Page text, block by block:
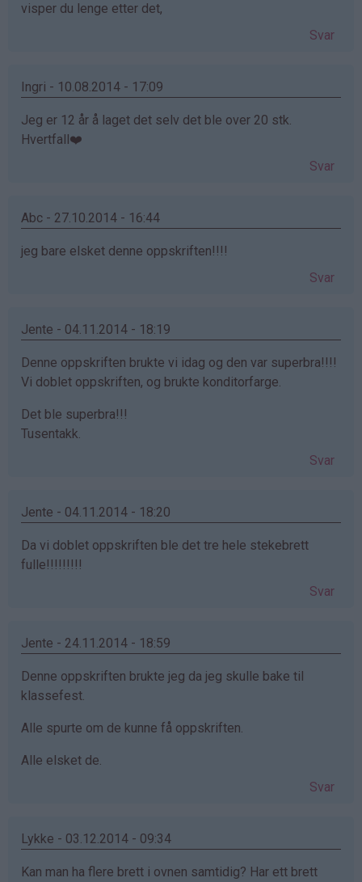
visper du lenge etter det,
Svar
Ingri - 10.08.2014 - 17:09
Jeg er 12 år å laget det selv det ble over 20 stk.
Hvertfall❤️
Svar
Abc - 27.10.2014 - 16:44
jeg bare elsket denne oppskriften!!!!
Svar
Jente - 04.11.2014 - 18:19
Denne oppskriften brukte vi idag og den var superbra!!!!
Vi doblet oppskriften, og brukte konditorfarge.
Det ble superbra!!!
Tusentakk.
Svar
Jente - 04.11.2014 - 18:20
Da vi doblet oppskriften ble det tre hele stekebrett
fulle!!!!!!!!!
Svar
Jente - 24.11.2014 - 18:59
Denne oppskriften brukte jeg da jeg skulle bake til
klassefest.
Alle spurte om de kunne få oppskriften.
Alle elsket de.
Svar
Lykke - 03.12.2014 - 09:34
Kan man ha flere brett i ovnen samtidig? Har ett brett